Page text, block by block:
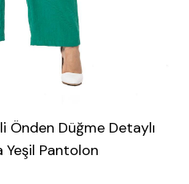
Önden Düğme Detaylı
Yeşil Pantolon